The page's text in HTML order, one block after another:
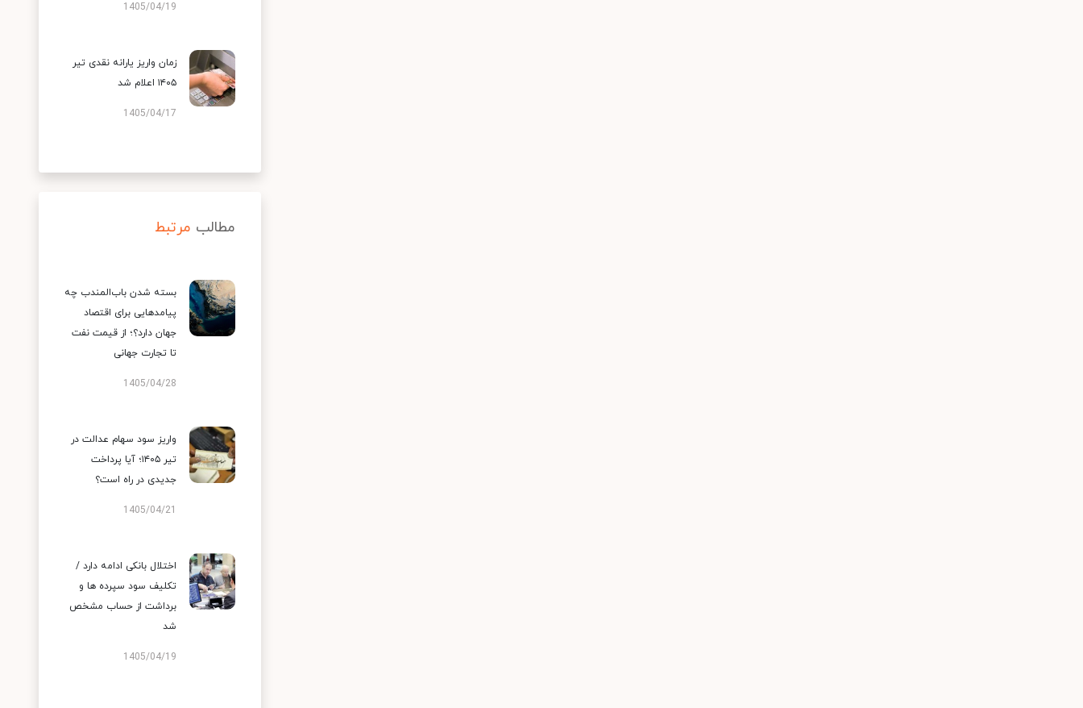
1405/04/19
زمان واریز یارانه نقدی تیر
۱۴۰۵ اعلام شد
1405/04/17
مطالب مرتبط
بسته شدن باب‌المندب چه
پیامدهایی برای اقتصاد
جهان دارد؟؛ از قیمت نفت
تا تجارت جهانی
1405/04/28
واریز سود سهام عدالت در
تیر ۱۴۰۵؛ آیا پرداخت
جدیدی در راه است؟
1405/04/21
اختلال بانکی ادامه دارد /
تکلیف سود سپرده ها و
برداشت از حساب مشخص
شد
1405/04/19